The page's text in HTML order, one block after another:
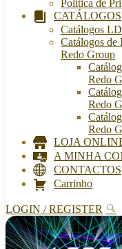
Política de
CATÁLOGOS
Catálogos
Catálogos de
Redo Group
Redo
Redo
Redo
LOJA
A MINHA
CONTACTOS
Carrinho
LOGIN / REGISTER